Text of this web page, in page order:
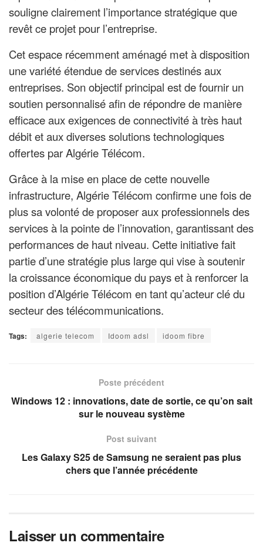
souligne clairement l’importance stratégique que
revêt ce projet pour l’entreprise.
Cet espace récemment aménagé met à disposition
une variété étendue de services destinés aux
entreprises. Son objectif principal est de fournir un
soutien personnalisé afin de répondre de manière
efficace aux exigences de connectivité à très haut
débit et aux diverses solutions technologiques
offertes par Algérie Télécom.
Grâce à la mise en place de cette nouvelle
infrastructure, Algérie Télécom confirme une fois de
plus sa volonté de proposer aux professionnels des
services à la pointe de l’innovation, garantissant des
performances de haut niveau. Cette initiative fait
partie d’une stratégie plus large qui vise à soutenir
la croissance économique du pays et à renforcer la
position d’Algérie Télécom en tant qu’acteur clé du
secteur des télécommunications.
Tags: algerie telecom Idoom adsl idoom fibre
Poste précédent
Windows 12 : innovations, date de sortie, ce qu’on sait
sur le nouveau système
Post suivant
Les Galaxy S25 de Samsung ne seraient pas plus
chers que l’année précédente
Laisser un commentaire